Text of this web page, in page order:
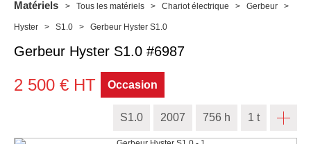
Matériels Tous les matériels Chariot électrique Gerbeur
Hyster S1.0 Gerbeur Hyster S1.0
Gerbeur Hyster S1.0 #6987
2 500 € HT Occasion
S1.0 2007 756 h 1 t